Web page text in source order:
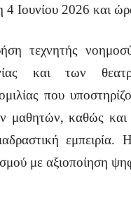
4 Ιουνίου 2026 και
τεχνητής
και των
που
καθώς και
εμπειρία.
με αξιοποίηση